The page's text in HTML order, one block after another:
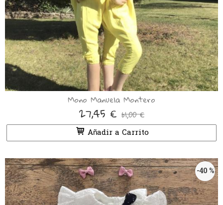
Mono Manuela Montero
27,45 € 61,00 €
Añadir a Carrito
-40 %